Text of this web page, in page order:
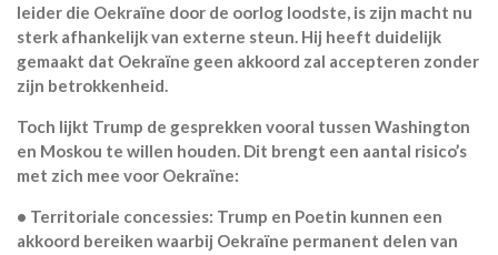
leider die Oekraïne door de oorlog loodste, is zijn macht nu
sterk afhankelijk van externe steun. Hij heeft duidelijk
gemaakt dat Oekraïne geen akkoord zal accepteren zonder
zijn betrokkenheid.
Toch lijkt Trump de gesprekken vooral tussen Washington
en Moskou te willen houden. Dit brengt een aantal risico’s
met zich mee voor Oekraïne:
• Territoriale concessies: Trump en Poetin kunnen een
akkoord bereiken waarbij Oekraïne permanent delen van